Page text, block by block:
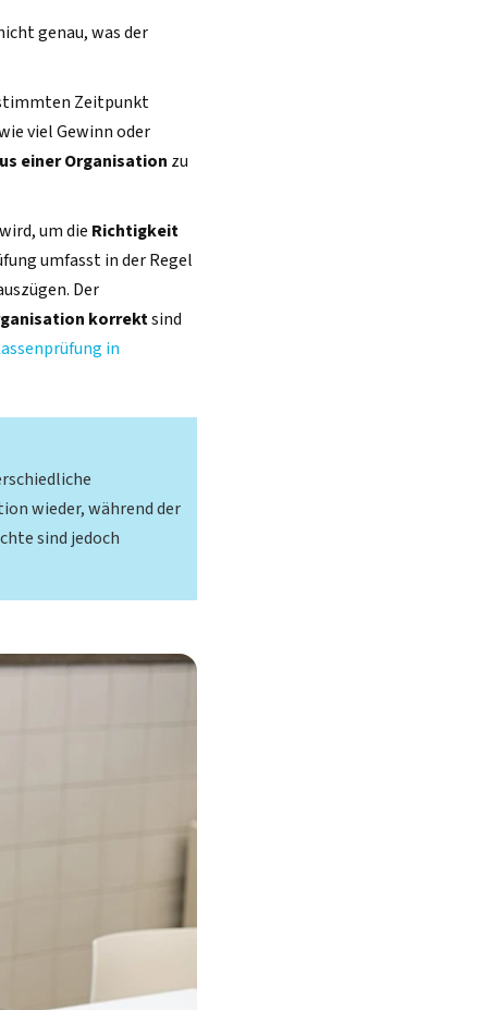
genau, was der
Zeitpunkt
viel Gewinn oder
einer Organisation zu
um die Richtigkeit
umfasst in der Regel
Der
korrektsind
in
wieder, während der
sind jedoch